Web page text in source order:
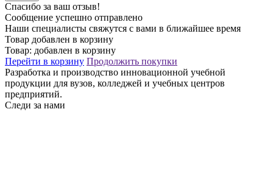
Спасибо за ваш отзыв!
Сообщение успешно отправлено
Наши специалисты свяжутся с вами в ближайшее время
Товар добавлен в корзину
Товар: добавлен в корзину
Перейти в корзину Продолжить покупки
Разработка и производство инновационной учебной
продукции для вузов, колледжей и учебных центров
предприятий.
Следи за нами